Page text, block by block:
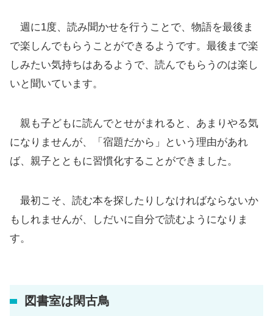
週に1度、読み聞かせを行うことで、物語を最後ま
で楽しんでもらうことができるようです。最後まで楽
しみたい気持ちはあるようで、読んでもらうのは楽し
いと聞いています。
親も子どもに読んでとせがまれると、あまりやる気
になりませんが、「宿題だから」という理由があれ
ば、親子とともに習慣化することができました。
最初こそ、読む本を探したりしなければならないか
もしれませんが、しだいに自分で読むようになりま
す。
図書室は閑古鳥